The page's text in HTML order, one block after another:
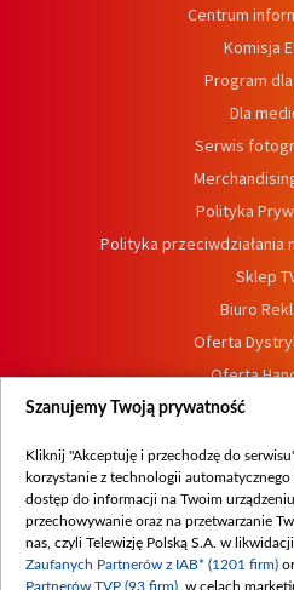
Centrum
Komisja
Program
Dla
Serwis
Polityka
Polityka przeciwdziałania
Sklep
Biuro
Oferta
Oferta
Procedura
Szanujemy Twoją prywatność
Kliknij "Akceptuję i przechodzę do
korzystanie z technologii automatycznego
dostęp do informacji na Twoim
przechowywanie oraz na przetwarzanie
nas, czyli Telewizję Polską S.A. w likwidacji
Zaufanych Partnerów z IAB* (1201 firm)
Partnerów TVP (93 firm) , w celach